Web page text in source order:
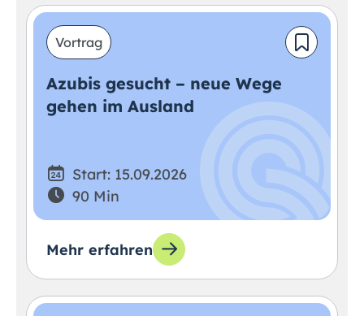
Vortrag
Azubis gesucht – neue Wege
gehen im Ausland
Start: 15.09.2026
90 Min
Mehr erfahren